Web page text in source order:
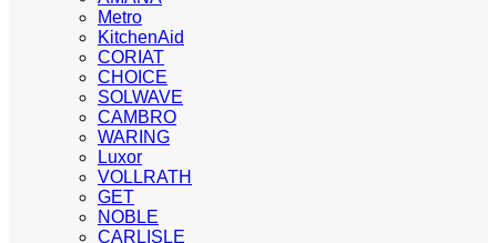
Metro
KitchenAid
CORIAT
CHOICE
SOLWAVE
CAMBRO
WARING
Luxor
VOLLRATH
GET
NOBLE
CARLISLE